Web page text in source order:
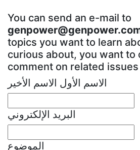
You can send an e-mail to
topics you want to learn
curious about, you want to
comment on related
الاسم الأول الاسم الأخير
البريد الإلكتروني
الموضوع